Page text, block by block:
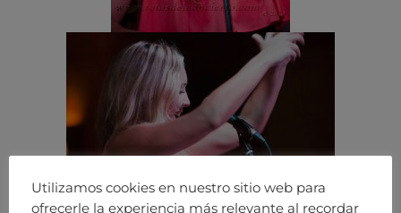
Utilizamos cookies en nuestro sitio web para
ofrecerle la experiencia más relevante al recordar